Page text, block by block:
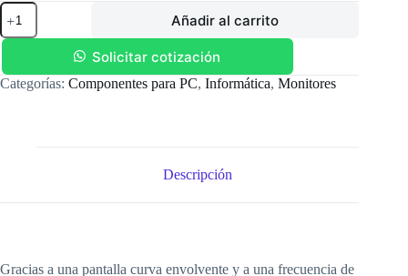
MONITOR
VIEWSONIC
27"
PC-
MHD
cantidad
Añadir al carrito
Solicitar cotización
Categorías: Componentes para PC, Informática, Monitores
Descripción
Gracias a una pantalla curva envolvente y a una frecuencia de